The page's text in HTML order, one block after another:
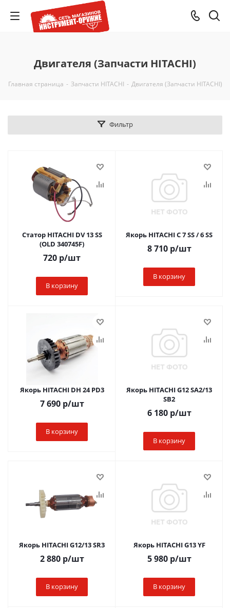
Двигателя (Запчасти HITACHI)
Главная страница - Запчасти HITACHI - Двигателя (Запчасти HITACHI)
Фильтр
Статор HITACHI DV 13 SS
(OLD 340745F)
720 р/шт
В корзину
Якорь HITACHI C 7 SS / 6 SS
8 710р/шт
В корзину
Якорь HITACHI DH 24 РD3
7 690р/шт
В корзину
Якорь HITACHI G12 SA2/13
SB2
6 180р/шт
В корзину
Якорь HITACHI G12/13 SR3
2 880р/шт
В корзину
Якорь HITACHI G13 YF
5 980р/шт
В корзину